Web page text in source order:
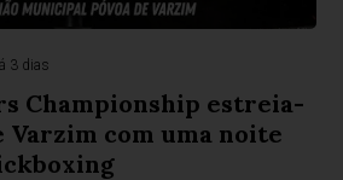
3 dias
Championship estreia-
Varzim com uma noite